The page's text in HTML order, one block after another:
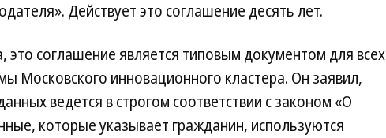
Действует это соглашение десять лет.
это соглашение является типовым документом для всех
Московского инновационного кластера. Он заявил,
ведется в строгом соответствии с законом «О
которые указывает гражданин, используются